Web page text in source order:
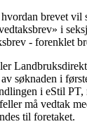
brevet vil
i
- forenklet
søknaden i
i eStil
må vedtak
til foretaket.